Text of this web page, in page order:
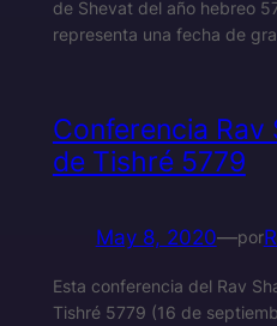
de Shevat del año hebreo
representa una fecha de
Conferencia Rav
de Tishré 5779
May 8, 2020—por
Esta conferencia del Rav
Tishré 5779 (16 de